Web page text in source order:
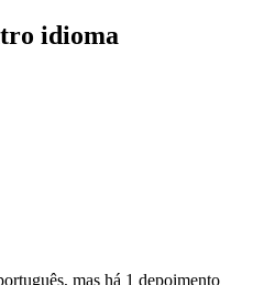
idioma
mas há 1 depoimento